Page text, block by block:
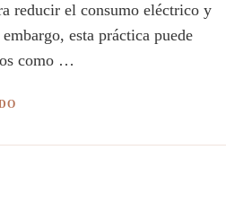
reducir el consumo eléctrico y
esta práctica puede
como …